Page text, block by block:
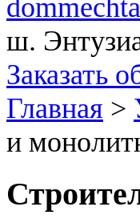
ш.
Заказать
Главная >
и